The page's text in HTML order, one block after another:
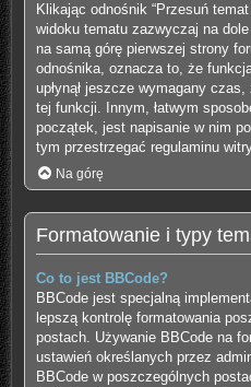
Klikając odnośnik “Przesuń
widoku tematu zazwyczaj na
na samą górę pierwszej strony
odnośnika, oznacza to, że
upłynął jeszcze wymagany
tej funkcji. Innym, łatwym
początek, jest napisanie w nim
tym przestrzegać regulaminu
Na górę
Formatowanie i typy
Co to jest BBCode?
BBCode jest specjalną
lepszą kontrolę formatowania
postach. Używanie BBCode na
ustawień określanych przez
BBCode w poszczególnych